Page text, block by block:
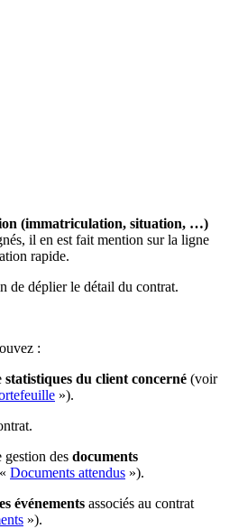
(immatriculation, situation, …)
il en est fait mention sur la ligne
rapide.
de déplier le détail du contrat.
:
statistiques du client concerné (voir
»).
gestion des documents
Documents attendus »).
événements associés au contrat
»).